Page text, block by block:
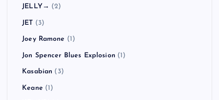
JELLY→ (2)
JET (3)
Joey Ramone (1)
Jon Spencer Blues Explosion (1)
Kasabian (3)
Keane (1)